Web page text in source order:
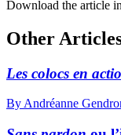
Download the article
Other
Les colocs en
By Andréanne